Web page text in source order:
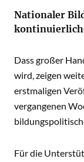
Nationaler
Dass großer
wird, zeigen
erstmaligen
vergangenen
Für die